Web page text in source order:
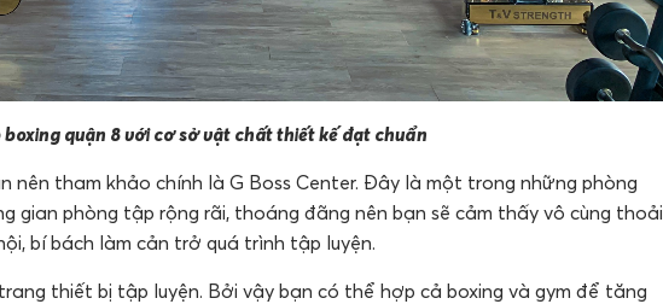
quận 8 với cơ sở vật chất thiết kế đạt chuẩn
nên tham khảo chính là G Boss Center. Đây là một trong những phòng
gian phòng tập rộng rãi, thoáng đãng nên bạn sẽ cảm thấy vô cùng thoải
bí bách làm cản trở quá trình tập luyện.
thiết bị tập luyện. Bởi vậy bạn có thể hợp cả boxing và gym để tăng